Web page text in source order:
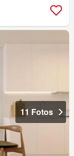
11 Fotos